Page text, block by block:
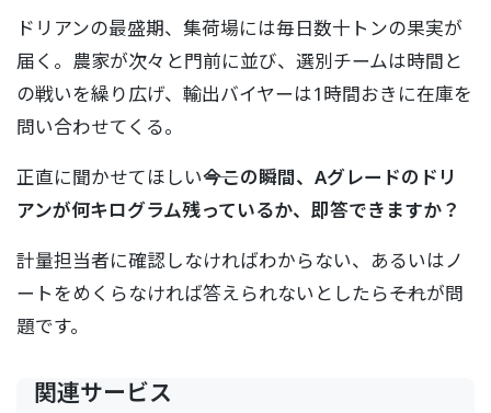
ドリアンの最盛期、集荷場には毎日数十トンの果実が
届く。農家が次々と門前に並び、選別チームは時間と
の戦いを繰り広げ、輸出バイヤーは1時間おきに在庫を
問い合わせてくる。
正直に聞かせてほしい――今この瞬間、Aグレードのドリ
アンが何キログラム残っているか、即答できますか？
計量担当者に確認しなければわからない、あるいはノ
ートをめくらなければ答えられないとしたら――それが問
題です。
関連サービス